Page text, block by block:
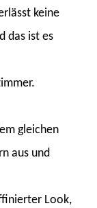
keine
das ist es
gleichen
aus und
Look,